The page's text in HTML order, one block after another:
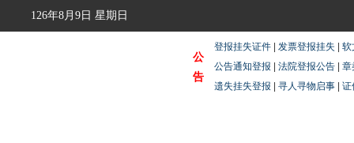
126年8月9日 星期日
公
告
登报挂失证件 发票登报挂失
软
公告通知登报
法院登报公告
章
遗失挂失登报
寻人寻物启事 证